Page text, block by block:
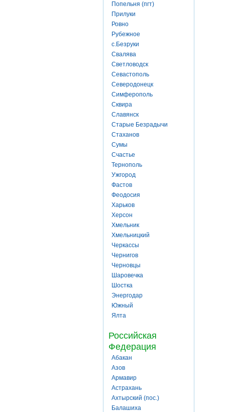
Попельня (пгт)
Прилуки
Ровно
Рубежное
с.Безруки
Свалява
Светловодск
Севастополь
Северодонецк
Симферополь
Сквира
Славянск
Старые Безрадычи
Стаханов
Сумы
Счастье
Тернополь
Ужгород
Фастов
Феодосия
Харьков
Херсон
Хмельник
Хмельницкий
Черкассы
Чернигов
Черновцы
Шаровечка
Шостка
Энергодар
Южный
Ялта
Российская
Федерация
Абакан
Азов
Армавир
Астрахань
Ахтырский (пос.)
Балашиха